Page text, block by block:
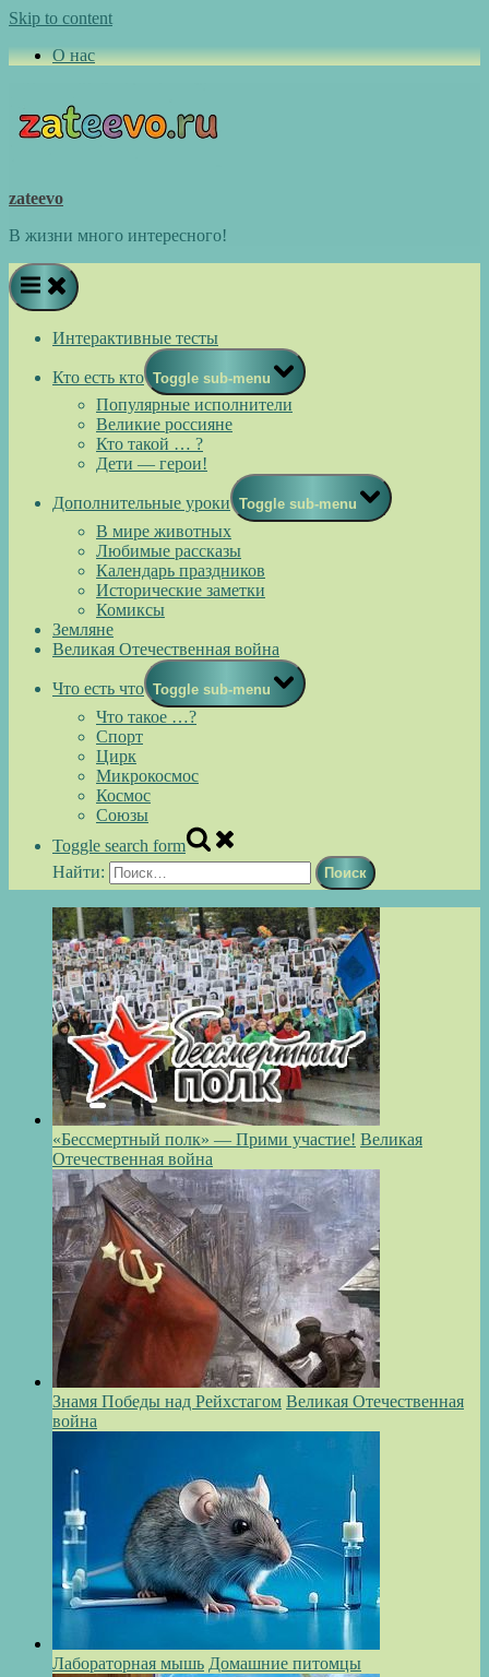
Skip to content
О нас
zateevo
В жизни много интересного!
Интерактивные тесты
Кто есть кто Toggle sub-menu
Популярные исполнители
Великие россияне
Кто такой … ?
Дети — герои!
Дополнительные уроки Toggle sub-menu
В мире животных
Любимые рассказы
Календарь праздников
Исторические заметки
Комиксы
Земляне
Великая Отечественная война
Что есть что Toggle sub-menu
Что такое …?
Спорт
Цирк
Микрокосмос
Космос
Союзы
Toggle search form
Найти:
«Бессмертный полк» — Прими участие! Великая
Отечественная война
Знамя Победы над Рейхстагом Великая Отечественная
война
Лабораторная мышь Домашние питомцы